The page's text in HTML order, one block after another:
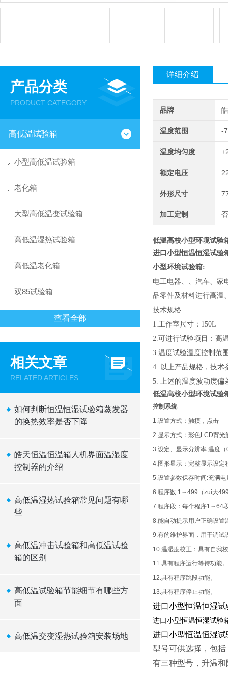
产品分类
PRODUCT CATEGORY
高低温试验箱
小型高低温试验箱
老化箱
大型高低温变试验箱
高低温湿热试验箱
高低温老化箱
双85试验箱
查看全部
相关文章
RELATED ARTICLES
如何判断恒温恒湿试验箱蒸发器
的换热效率是否下降
皓天恒温恒温箱人机界面温湿度
控制器的介绍
高低温湿热试验箱常见问题有哪
些
高低温冲击试验箱和高低温试验
箱的区别
高低温试验箱节能细节有哪些方
面
高低温交变湿热试验箱安装场地
详细介绍
品牌
温度范围 -
温度均匀度
额定电压
外形尺寸
加工定制
低温高校小型环境试验
进口小型恒温恒湿试验
小型环境试验箱:
电工电器、、汽车、家
品零件及材料进行高温
技术规格
1.工作室尺寸：150L
2.可进行试验项目：高
3.温度试验温度控制范
4. 以上产品规格，技
5. 上述的温度波动度偏
低温高校小型环境试验
控制系统
1.设置方式：触摸，点击
2.显示方式：彩色LCD背光
3.设定、显示分辨率:温度
4.图形显示：完整显示设定
5.设置参数保存时间:充满
6.程序数:1～499（zui大
7.程序段：每个程序1～64
8.能自动提示用户正确设置
9.有的维护界面，用于调试
10.温湿度校正：具有自我
11.具有程序运行等待功能。
12.具有程序跳段功能。
13.具有程序停止功能。
进口小型恒温恒湿试
进口小型恒温恒湿试验
进口小型恒温恒湿试
型号可供选择，包
有三种型号，升温